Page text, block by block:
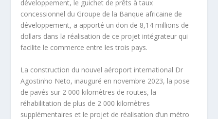
développement, le guichet de prêts à taux
concessionnel du Groupe de la Banque africaine de
développement, a apporté un don de 8,14 millions de
dollars dans la réalisation de ce projet intégrateur qui
facilite le commerce entre les trois pays.
La construction du nouvel aéroport international Dr
Agostinho Neto, inauguré en novembre 2023, la pose
de pavés sur 2 000 kilomètres de routes, la
réhabilitation de plus de 2 000 kilomètres
supplémentaires et le projet de réalisation d’un métro